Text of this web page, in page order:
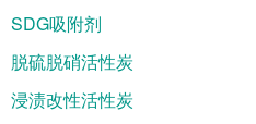
SDG吸附剂
脱硫脱硝活性炭
浸渍改性活性炭